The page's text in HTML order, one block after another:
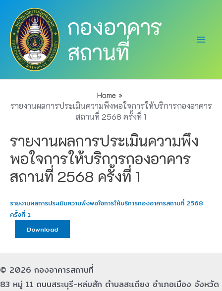
content
กองอาคาร
สถานที่
Home
รายงานผลการประเมินความพึงพอใจการให้บริการกองอาคาร
สถานที่ 2568 ครั้งที่ 1
รายงานผลการประเมินความพึง
พอใจการให้บริการกองอาคาร
สถานที่ 2568 ครั้งที่ 1
รายงานผลการประเมินความพึงพอใจการให้บริการกองอาคารสถานที่ 2568
ครั้งที่ 1
Download
© 2026 กองอาคารสถานที่
83 หมู่ 11 ถนนสระบุรี-หล่มสัก ตำบลสะเดียง อำเภอเมือง จังหวัด